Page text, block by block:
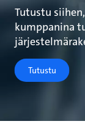
Tutustu
kumppanina
Tutustu